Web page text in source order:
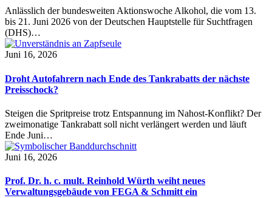
Anlässlich der bundesweiten Aktionswoche Alkohol, die vom 13.
bis 21. Juni 2026 von der Deutschen Hauptstelle für Suchtfragen
(DHS)…
Juni 16, 2026
Droht Autofahrern nach Ende des Tankrabatts der nächste
Preisschock?
Steigen die Spritpreise trotz Entspannung im Nahost-Konflikt? Der
zweimonatige Tankrabatt soll nicht verlängert werden und läuft
Ende Juni…
Juni 16, 2026
Prof. Dr. h. c. mult. Reinhold Würth weiht neues
Verwaltungsgebäude von FEGA & Schmitt ein